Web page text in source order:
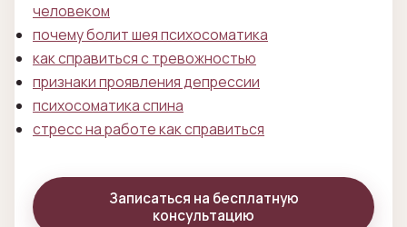
человеком
почему болит шея психосоматика
как справиться с тревожностью
признаки проявления депрессии
психосоматика спина
стресс на работе как справиться
Записаться на бесплатную
консультацию